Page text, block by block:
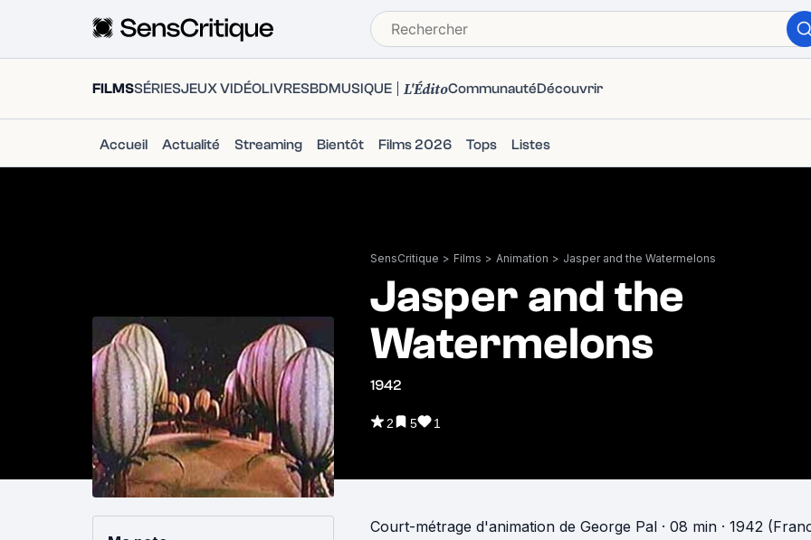
FILMSSÉRIESJEUX VIDÉOLIVRESBDMUSIQUE L'ÉditoCommunautéDécouvrir
Accueil Actualité Streaming Bientôt Films 2026 Tops Listes
SensCritique > Films > Animation > Jasper and the Watermelons
Jasper and the
Watermelons
1942
2 5 1
Court-métrage d'animation de George Pal · 08 min · 1942